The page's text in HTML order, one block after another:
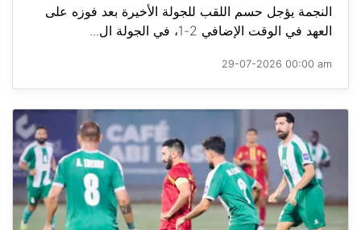
النجمة يؤجل حسم اللقب للجولة الأخيرة بعد فوزه على
العهد في الوقت الإضافي 2-1، في الجولة ال...
29-07-2026 00:00 am